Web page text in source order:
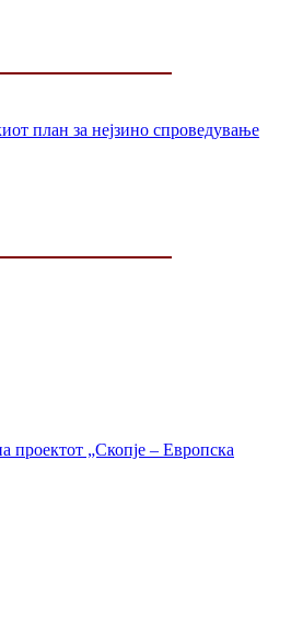
план за нејзино спроведување
проектот „Скопје – Европска